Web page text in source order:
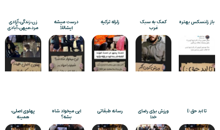
باز زلنسکس بهتره کمک به سبک
غرب
زلزله ترکیه درست میشه
ایشاللا
زن،زندگی،آزادی
مرد،میهن،آبادی
تا ابد حق :) ورزش برای رضای
خدا
رسانه طبقاتی این میخواد شاه
بشه؟
پهلوی اصلی،
همینه